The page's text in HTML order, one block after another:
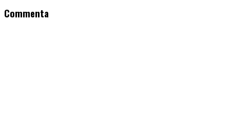
Commenta